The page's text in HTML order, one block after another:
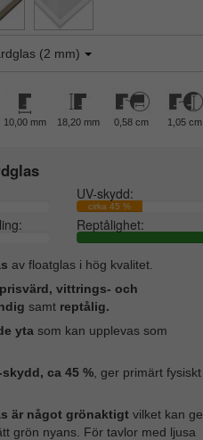
(2 mm)
10,00 mm 18,20 mm 0,58 cm 1,05 cm
UV-skydd:
cirka 45 %
Reptålighet:
av floatglas i hög kvalitet.
vittrings- och
samt reptålig.
yta som kan upplevas som
ca 45 %, ger primärt fysiskt
är något grönaktigtvilket kan ge
grön nyans. För tavlor med ljusa